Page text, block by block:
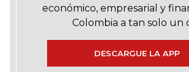
económico, empresarial y
Colombia a tan solo un
DESCARGUE LA APP